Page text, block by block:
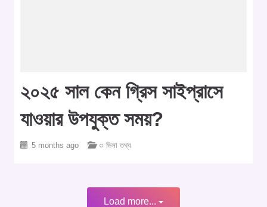
২০২৫ সাল কেন গ্রিস সাইপ্রাসে
যাওয়ার উপযুক্ত সময়?
5 months ago ○ ভিসা তথ্য
Load more...